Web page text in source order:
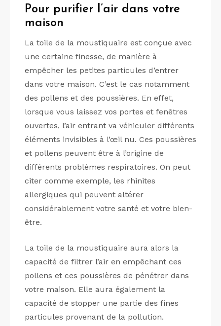
Pour purifier l’air dans votre
maison
La toile de la moustiquaire est conçue avec
une certaine finesse, de manière à
empêcher les petites particules d’entrer
dans votre maison. C’est le cas notamment
des pollens et des poussières. En effet,
lorsque vous laissez vos portes et fenêtres
ouvertes, l’air entrant va véhiculer différents
éléments invisibles à l’œil nu. Ces poussières
et pollens peuvent être à l’origine de
différents problèmes respiratoires. On peut
citer comme exemple, les rhinites
allergiques qui peuvent altérer
considérablement votre santé et votre bien-
être.
La toile de la moustiquaire aura alors la
capacité de filtrer l’air en empêchant ces
pollens et ces poussières de pénétrer dans
votre maison. Elle aura également la
capacité de stopper une partie des fines
particules provenant de la pollution.